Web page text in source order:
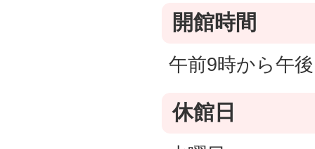
開館時間
午前9時から午
休館日